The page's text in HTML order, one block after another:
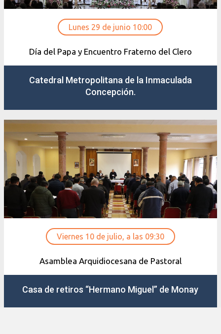
Lunes 29 de junio 10:00
Día del Papa y Encuentro Fraterno del Clero
Catedral Metropolitana de la Inmaculada
Concepción.
Viernes 10 de julio, a las 09:30
Asamblea Arquidiocesana de Pastoral
Casa de retiros “Hermano Miguel” de Monay